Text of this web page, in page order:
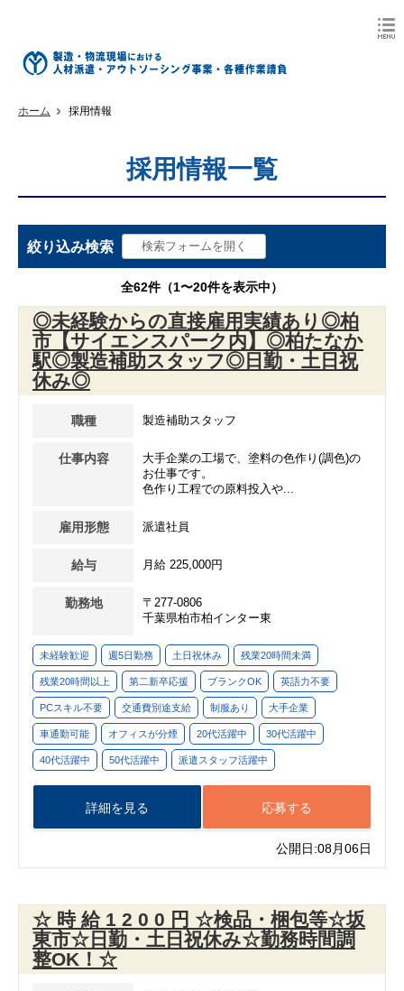
ホーム 採用情報
採用情報一覧
絞り込み検索
全62件（1〜20件を表示中）
◎未経験からの直接雇用実績あり◎柏
市【サイエンスパーク内】◎柏たなか
駅◎製造補助スタッフ◎日勤・土日祝
休み◎
職種 製造補助スタッフ
仕事内容
大手企業の工場で、塗料の色作り(調色)の
お仕事です。
色作り工程での原料投入や...
雇用形態 派遣社員
給与 月給 225,000円
勤務地
〒277-0806
千葉県柏市柏インター東
未経験歓迎 週5日勤務 土日祝休み 残業20時間未満
残業20時間以上 第二新卒応援 ブランクOK 英語力不要
PCスキル不要 交通費別途支給 制服あり 大手企業
車通勤可能 オフィスが分煙 20代活躍中 30代活躍中
40代活躍中 50代活躍中 派遣スタッフ活躍中
応募する
詳細を見る
公開日:08月06日
☆ 時 給 1 2 0 0 円 ☆検品・梱包等☆坂
東市☆日勤・土日祝休み☆勤務時間調
整OK！☆